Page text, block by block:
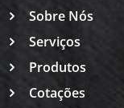
Sobre Nós
Serviços
Produtos
Cotações